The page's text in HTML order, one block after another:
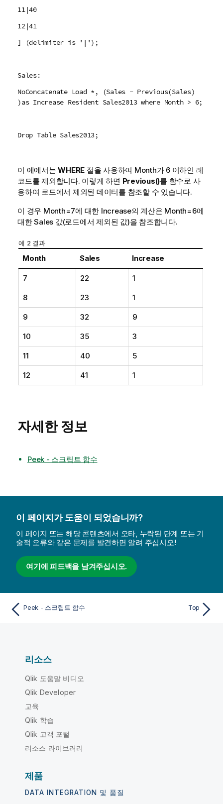
11|40
12|41
] (delimiter is '|');
Sales:
NoConcatenate Load *, (Sales - Previous(Sales)
)as Increase Resident Sales2013 where Month > 6;
Drop Table Sales2013;
이 예에서는WHERE 절을 사용하여 Month가 6 이하인 레
코드를 제외합니다. 이렇게 하면 Previous()를 함수로 사
용하여 로드에서 제외된 데이터를 참조할 수 있습니다.
이 경우 Month=7에 대한 Increase의 계산은 Month=6에
대한Sales 값(로드에서 제외된 값)을 참조합니다.
예 2 결과
Month Sales Increase
7 22 1
8 23 1
9 32 9
10 35 3
11 40 5
12 41 1
자세한 정보
Peek - 스크립트 함수
이 페이지가 도움이 되었습니까?
이 페이지 또는 해당 콘텐츠에서 오타, 누락된 단계 또는 기
술적 오류와 같은 문제를 발견하면 알려 주십시오!
여기에 피드백을 남겨주십시오.
Peek - 스크립트 함수 Top
리소스
Qlik 도움말 비디오
Qlik Developer
교육
Qlik 학습
Qlik 고객 포털
리소스 라이브러리
제품
DATA INTEGRATION 및 품질